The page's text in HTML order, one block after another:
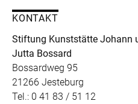
KONTAKT
Stiftung Kunststätte Johann
Jutta Bossard
Bossardweg 95
21266 Jesteburg
Tel.: 0 41 83 / 51 12